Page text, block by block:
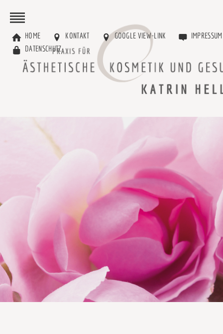
HOME KONTAKT GOOGLE VIEW-LINK
IMPRESSUM
DATENSCHUTZ